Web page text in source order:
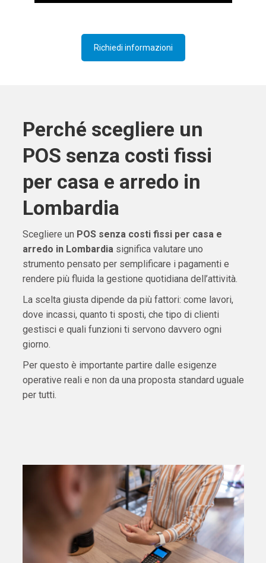
Richiedi informazioni
Perché scegliere un
POS senza costi fissi
per casa e arredo in
Lombardia
Scegliere un POS senza costi fissi per casa e
arredo in Lombardiasignifica valutare uno
strumento pensato per semplificare i pagamenti e
rendere più fluida la gestione quotidiana dell’attività.
La scelta giusta dipende da più fattori: come lavori,
dove incassi, quanto ti sposti, che tipo di clienti
gestisci e quali funzioni ti servono davvero ogni
giorno.
Per questo è importante partire dalle esigenze
operative reali e non da una proposta standard uguale
per tutti.